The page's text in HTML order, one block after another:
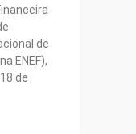
de
ENEF),
de